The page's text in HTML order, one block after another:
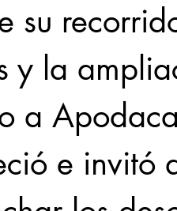
su
y la
a
e invitó